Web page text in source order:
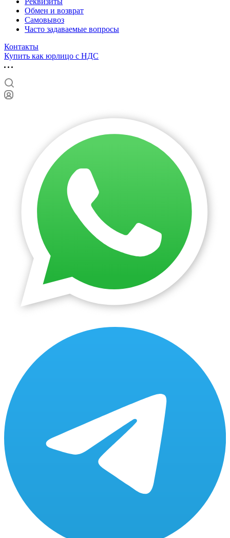
Обмен и возврат
Самовывоз
Часто задаваемые вопросы
Контакты
Купить как юрлицо с НДС